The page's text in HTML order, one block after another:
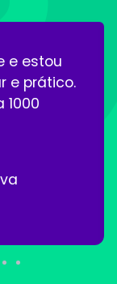
e estou
e prático.
1000